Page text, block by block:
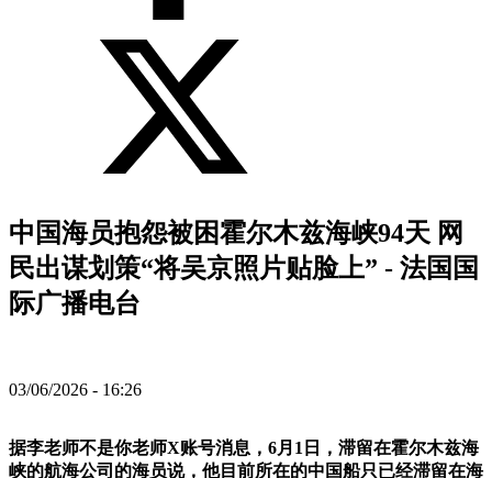
中国海员抱怨被困霍尔木兹海峡94天 网
民出谋划策“将吴京照片贴脸上” - 法国国
际广播电台
03/06/2026 - 16:26
据李老师不是你老师X账号消息，6月1日，滞留在霍尔木兹海
峡的航海公司的海员说，他目前所在的中国船只已经滞留在海